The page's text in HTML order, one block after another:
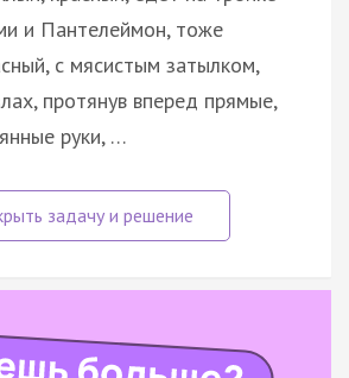
и Пантелеймон, тоже
с мясистым затылком,
протянув вперед прямые,
руки, …